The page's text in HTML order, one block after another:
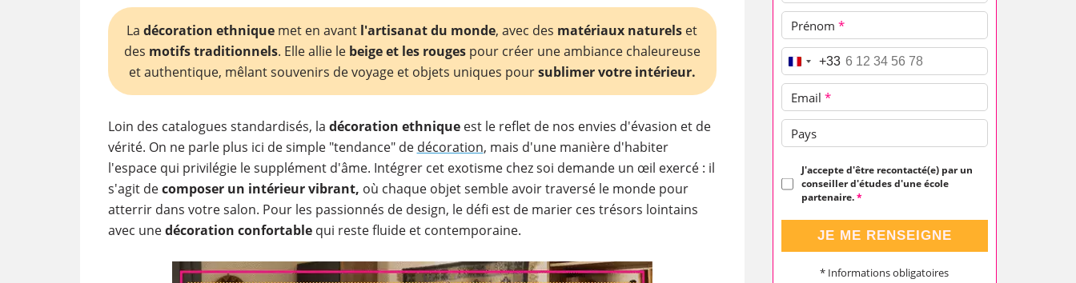
La décoration ethnique met en avant l'artisanat du monde, avec des matériaux naturels et
des motifs traditionnels. Elle allie le beige et les rougespour créer une ambiance chaleureuse
et authentique, mêlant souvenirs de voyage et objets uniques poursublimer votre intérieur.
Loin des catalogues standardisés, la décoration ethniqueest le reflet de nos envies d'évasion et de
vérité. On ne parle plus ici de simple "tendance" de décoration, mais d'une manière d'habiter
l'espace qui privilégie le supplément d'âme. Intégrer cet exotisme chez soi demande un œil exercé : il
s'agit decomposer un intérieur vibrant, où chaque objet semble avoir traversé le monde pour
atterrir dans votre salon. Pour les passionnés de design, le défi est de marier ces trésors lointains
avec unedécoration confortable qui reste fluide et contemporaine.
Prénom *
Téléphone*
+33
Email *
Pays
J'accepte d'être recontacté(e) par un
conseiller d'études d'une école
partenaire.*
JE ME RENSEIGNE
* Informations obligatoires